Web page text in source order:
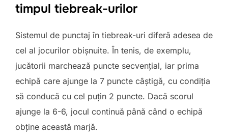
timpul tiebreak-urilor
Sistemul de punctaj în tiebreak-uri diferă adesea de
cel al jocurilor obișnuite. În tenis, de exemplu,
jucătorii marchează puncte secvențial, iar prima
echipă care ajunge la 7 puncte câștigă, cu condiția
să conducă cu cel puțin 2 puncte. Dacă scorul
ajunge la 6-6, jocul continuă până când o echipă
obține această marjă.